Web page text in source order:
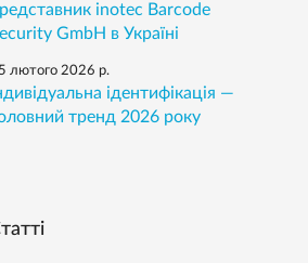
inotec Barcode
GmbH в Україні
лютого 2026 р.
ідентифікація —
тренд 2026 року